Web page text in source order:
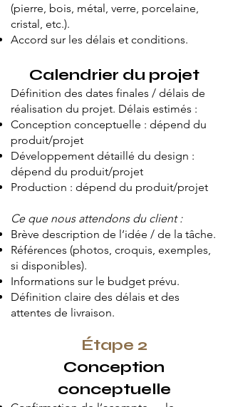
(pierre, bois, métal, verre, porcelaine,
cristal, etc.).
Accord sur les délais et conditions.
Calendrier du projet
Définition des dates finales / délais de
réalisation du projet. Délais estimés :
Conception conceptuelle : dépend du
produit/projet
Développement détaillé du design :
dépend du produit/projet
Production : dépend du produit/projet
Ce que nous attendons du client :
Brève description de l’idée / de la tâche.
Références (photos, croquis, exemples,
si disponibles).
Informations sur le budget prévu.
Définition claire des délais et des
attentes de livraison.
Étape 2
Conception
conceptuelle